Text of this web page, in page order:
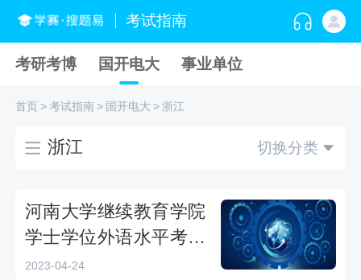
考试指南
考研考博 国开电大 事业单位
首页>考试指南> 国开电大 >浙江
浙江 切换分类
河南大学继续教育学院
学士学位外语水平考试
可以查成绩了！
2023-04-24